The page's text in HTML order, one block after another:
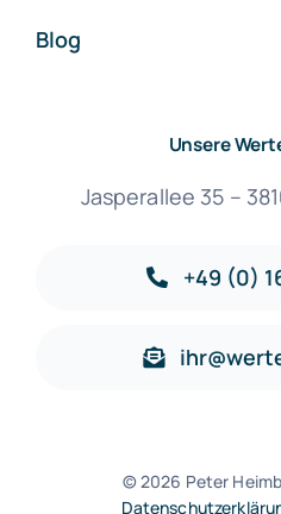
Blog
Unsere
Jasperallee 35 –
+49 (0)
© 2026 Peter